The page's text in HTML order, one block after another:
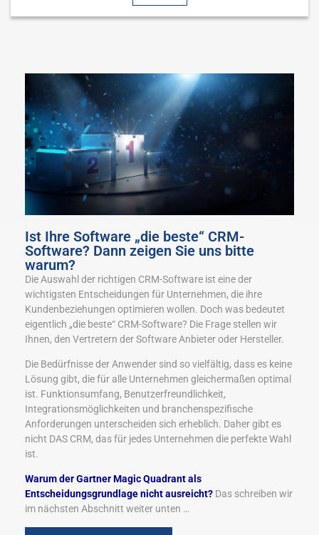
Ist Ihre Software „die beste“ CRM-
Software? Dann zeigen Sie uns bitte
warum?
Die Auswahl der richtigen CRM-Software ist eine der
wichtigsten Entscheidungen für Unternehmen, die ihre
Kundenbeziehungen optimieren wollen. Doch was bedeutet
eigentlich „die beste“ CRM-Software? Die Frage stellen wir
Ihnen, den Vertretern der Software Anbieter oder Hersteller.
Die Bedürfnisse der Anwender sind so vielfältig, dass es keine
Lösung gibt, die für alle Unternehmen gleichermaßen optimal
ist. Funktionsumfang, Benutzerfreundlichkeit,
Integrationsmöglichkeiten und branchenspezifische
Anforderungen unterscheiden sich erheblich. Daher gibt es
nicht DAS CRM, das für jedes Unternehmen die perfekte Wahl
ist.
Warum der Gartner Magic Quadrant als
Entscheidungsgrundlage nicht ausreicht? Das schreiben wir
im nächsten Abschnitt weiter unten …